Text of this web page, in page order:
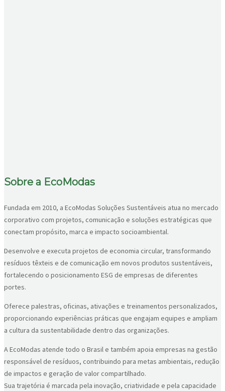
Sobre a EcoModas
Fundada em 2010, a EcoModas Soluções Sustentáveis atua no mercado
corporativo com projetos, comunicação e soluções estratégicas que
conectam propósito, marca e impacto socioambiental.
Desenvolve e executa projetos de economia circular, transformando
resíduos têxteis e de comunicação em novos produtos sustentáveis,
fortalecendo o posicionamento ESG de empresas de diferentes
portes.
Oferece palestras, oficinas, ativações e treinamentos personalizados,
proporcionando experiências práticas que engajam equipes e ampliam
a cultura da sustentabilidade dentro das organizações.
A EcoModas atende todo o Brasil e também apoia empresas na gestão
responsável de resíduos, contribuindo para metas ambientais, redução
de impactos e geração de valor compartilhado.
Sua trajetória é marcada pela inovação, criatividade e pela capacidade